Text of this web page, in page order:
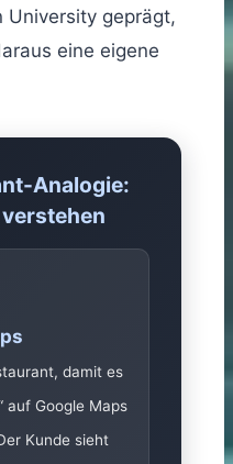
University geprägt,
eine eigene
Analogie:
verstehen
damit es
auf Google Maps
Kunde sieht